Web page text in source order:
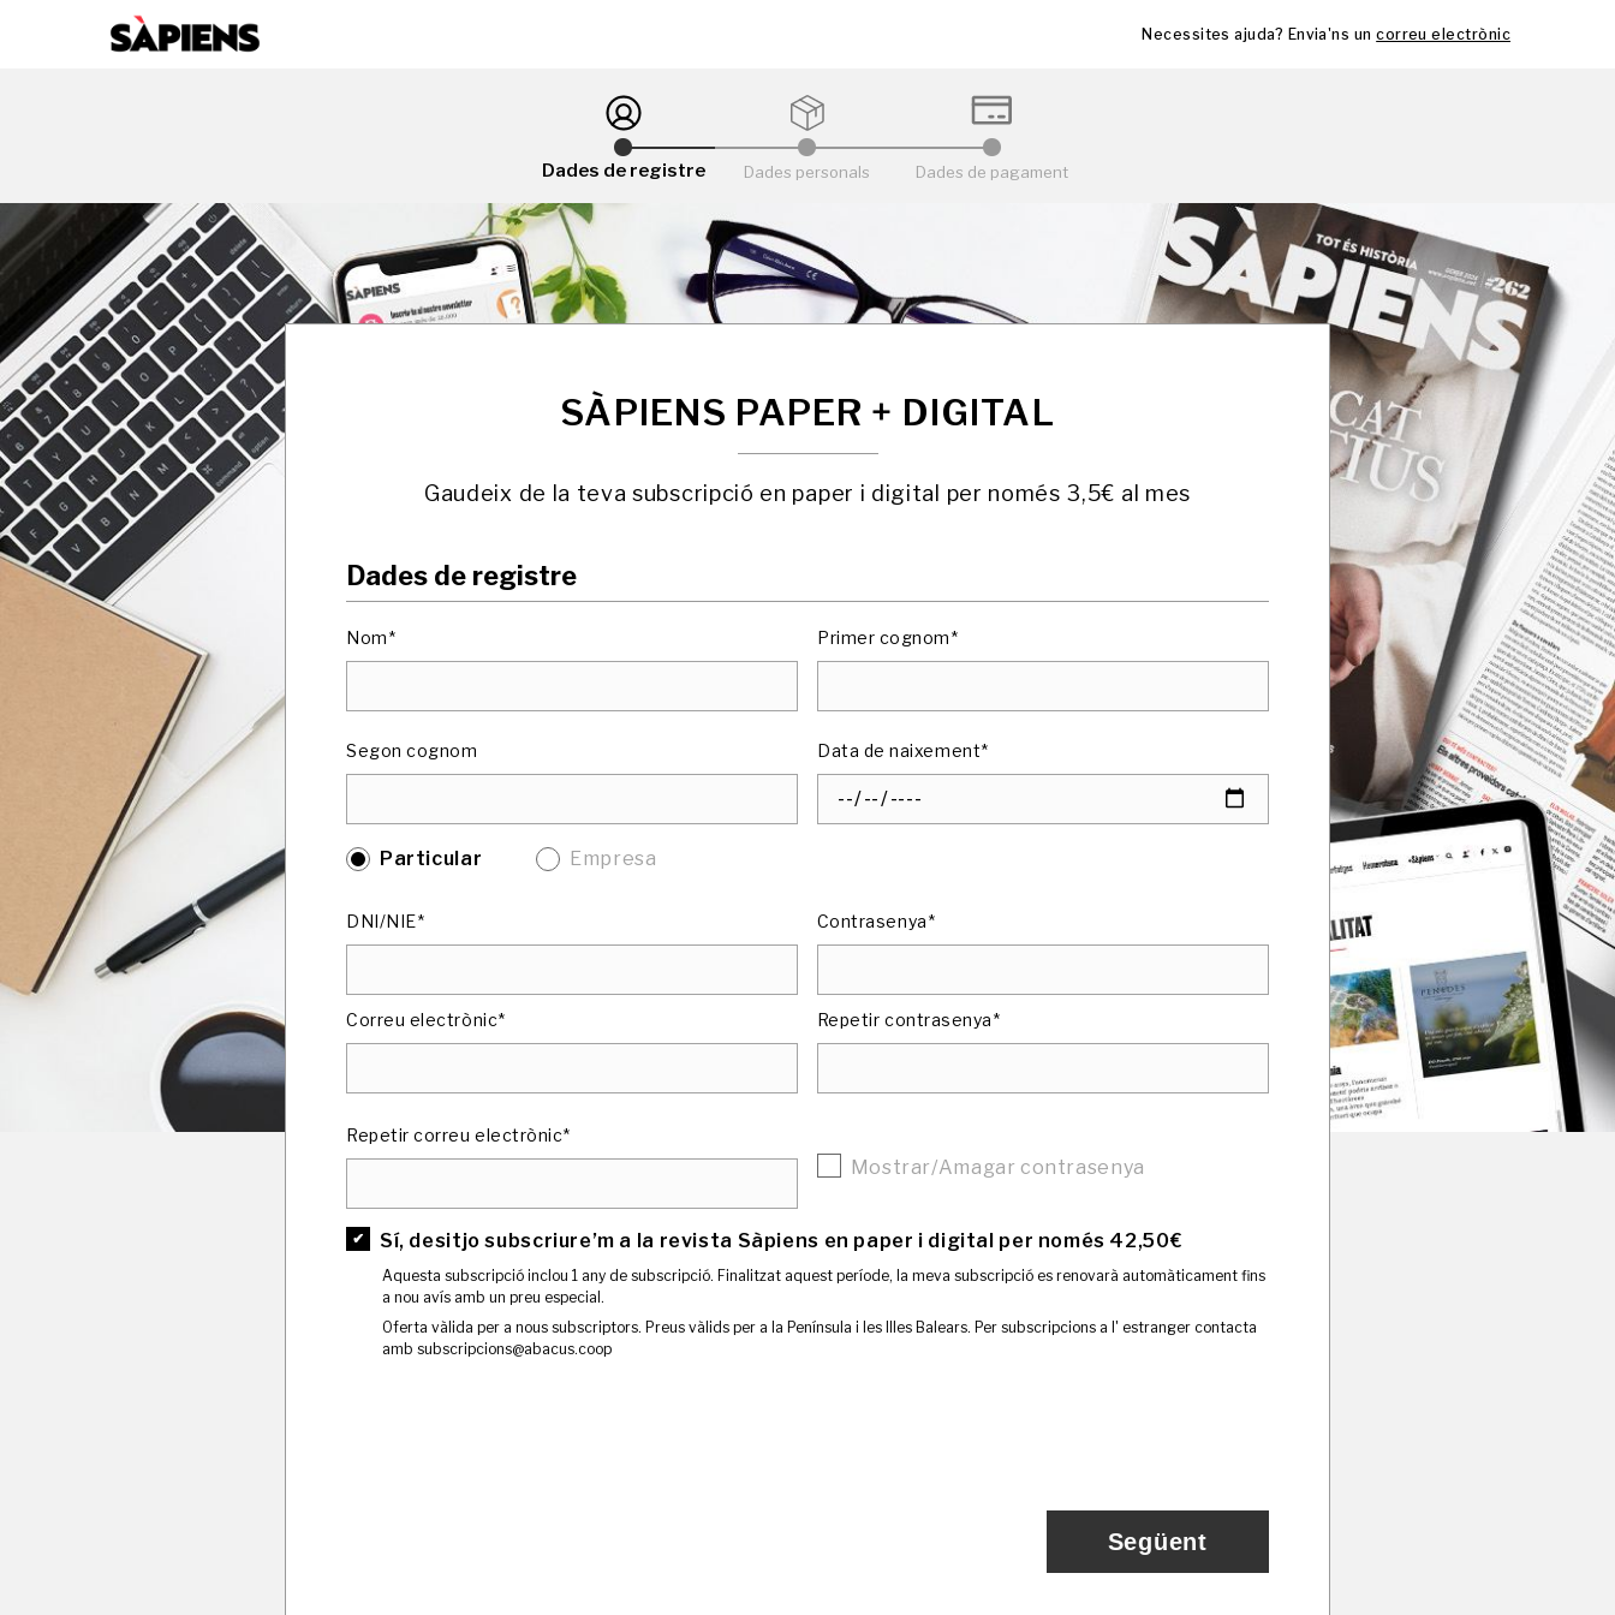
Necessites ajuda? Envia'ns uncorreu electrònic
Dades de registre Dades personals Dades de pagament
SÀPIENS PAPER + DIGITAL
Gaudeix de la teva subscripció en paper i digital per només 3,5€ al mes
Dades de registre
Nom* Primer cognom*
Segon cognom Data de naixement*
Particular Empresa
DNI/NIE* Contrasenya*
Correu electrònic* Repetir contrasenya*
Repetir correu electrònic*
Mostrar/Amagar contrasenya
Sí, desitjo subscriure’m a la revista Sàpiens en paper i digital per només 42,50€
Aquesta subscripció inclou 1 any de subscripció. Finalitzat aquest període, la meva subscripció es renovarà automàticament fins
a nou avís amb un preu especial.
Oferta vàlida per a nous subscriptors. Preus vàlids per a la Península i les Illes Balears. Per subscripcions a l' estranger contacta
amb subscripcions@abacus.coop